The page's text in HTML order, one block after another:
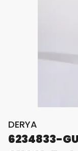
DERYA
6234833-